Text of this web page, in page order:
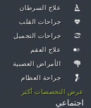
علاج السرطان
جراحات القلب
جراحات التجميل
علاج العقم
الأمراض العصبية
جراحة العظام
عرض التخصصات أكثر
اجتماعي